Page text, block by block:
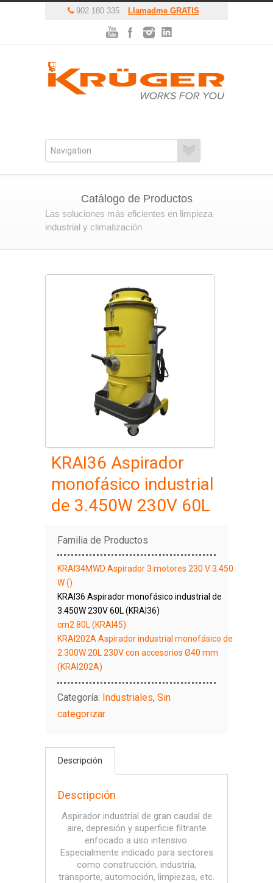
902 180 335 Llamadme GRATIS
Catálogo de Productos
Las soluciones más eficientes en limpieza
industrial y climatización
KRAI36 Aspirador
monofásico industrial
de 3.450W 230V 60L
Familia de Productos
KRAI34MWD Aspirador 3 motores 230 V 3.450
W ()
KRAI36 Aspirador monofásico industrial de
3.450W 230V 60L (KRAI36)
cm2 80L (KRAI45)
KRAI202A Aspirador industrial monofásico de
2.300W 20L 230V con accesorios Ø40 mm
(KRAI202A)
Categoría: Industriales, Sin
categorizar
Descripción
Descripción
Aspirador industrial de gran caudal de
aire, depresión y superficie filtrante
enfocado a uso intensivo.
Especialmente indicado para sectores
como construcción, industria,
transporte, automoción, limpiezas, etc.